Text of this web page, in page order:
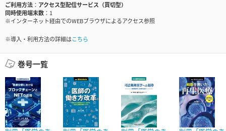
ご利用方法
アクセス型配信サービス（買切型）
同時使用端末数
1
※インターネット経由でのWEBブラウザによるアクセス参照
※導入・利用方法の詳細はこちら
巻号一覧